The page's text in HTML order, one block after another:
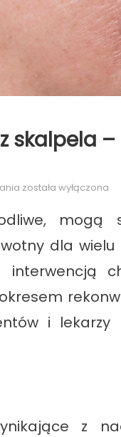
skalpela –
Leczenie
bez
–
Przegląd
nieinwazyjnych
metod
została wyłączona
mogą
dla
interwencją
i lekarzy
z